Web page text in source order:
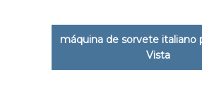
máquina de sorvete italiano
Vista